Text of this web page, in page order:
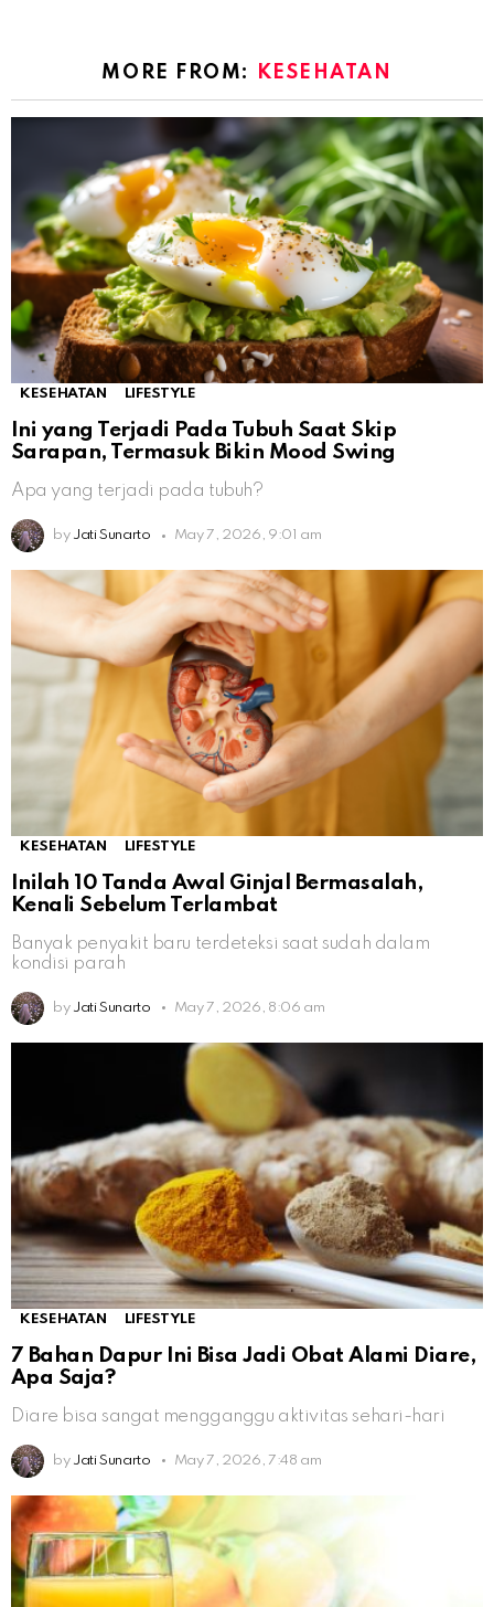
MORE FROM: KESEHATAN
KESEHATAN LIFESTYLE
Ini yang Terjadi Pada Tubuh Saat Skip
Sarapan, Termasuk Bikin Mood Swing
Apa yang terjadi pada tubuh?
by Jati Sunarto May 7, 2026, 9:01 am
KESEHATAN LIFESTYLE
Inilah 10 Tanda Awal Ginjal Bermasalah,
Kenali Sebelum Terlambat
Banyak penyakit baru terdeteksi saat sudah dalam
kondisi parah
by Jati Sunarto May 7, 2026, 8:06 am
KESEHATAN LIFESTYLE
7 Bahan Dapur Ini Bisa Jadi Obat Alami Diare,
Apa Saja?
Diare bisa sangat mengganggu aktivitas sehari-hari
by Jati Sunarto May 7, 2026, 7:48 am